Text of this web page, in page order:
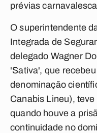
prévias
O superintendente
Integrada de
delegado Wagner
'Sativa', que
denominação
Canabis Lineu),
quando houve a
continuidade no